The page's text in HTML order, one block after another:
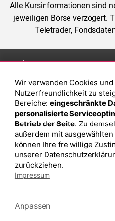
Alle Kursinformationen sind
jeweiligen Börse verzögert.
Teletrader,
Anlage
Depot eröffnen
Depot vergleichen
Junior Depot
Top-Seller-Fonds
Top-Fonds
Fonds-Suche
Wir verwenden Cookies
Nutzerfreundlichkeit zu
Bereiche: eingeschränkte
personalisierte
Betrieb der Seite. Zu
außerdem mit
können Ihre freiwillige
unserer
zurückziehen.
Impressum
Anpassen